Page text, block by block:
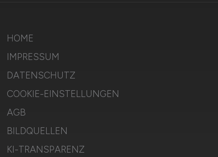
HOME
IMPRESSUM
DATENSCHUTZ
COOKIE-EINSTELLUNGEN
AGB
BILDQUELLEN
KI-TRANSPARENZ